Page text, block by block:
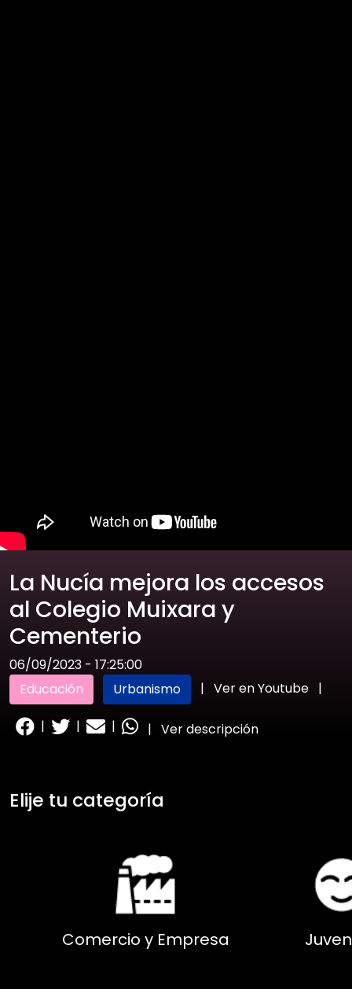
La Nucía mejora los accesos
al Colegio Muixara y
Cementerio
06/09/2023 - 17:25:00
Educación
Urbanismo | Ver en Youtube |
| | | | Ver descripción
Elije tu categoría
Comercio y Empresa